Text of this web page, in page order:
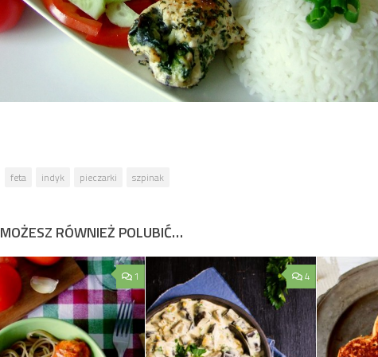
feta indyk pieczarki szpinak
MOŻESZ RÓWNIEŻ POLUBIĆ…
1 4